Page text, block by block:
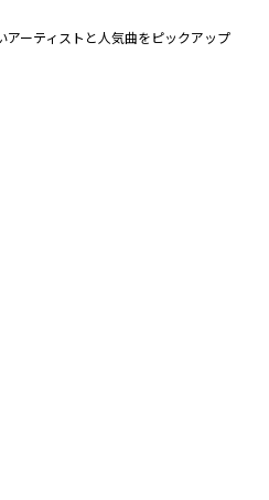
ーティストと人気曲をピックアップ